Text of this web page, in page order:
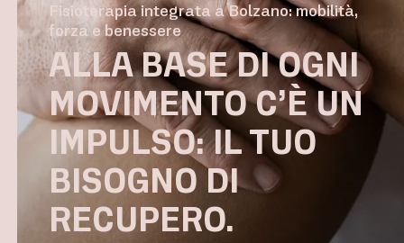
Fisioterapia integrata a Bolzano: mobilità,
forza e benessere
ALLA BASE DI OGNI
MOVIMENTO C’È UN
IMPULSO: IL TUO
BISOGNO DI
RECUPERO.